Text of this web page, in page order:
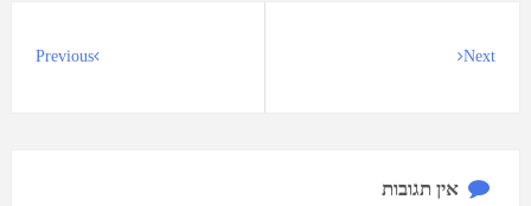
Next
Previous
אין תגובות